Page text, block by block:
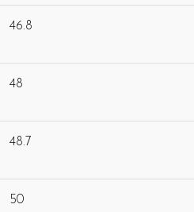
46.8
48
48.7
50